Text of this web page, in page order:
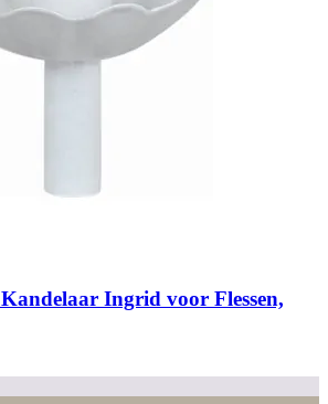
Kandelaar Ingrid voor Flessen,